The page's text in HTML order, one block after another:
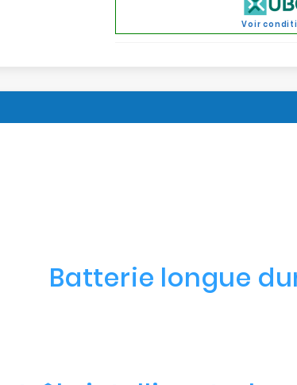
Voir
Batterie longue